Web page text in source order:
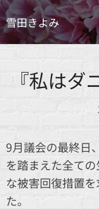
雪田きよみ
『私はダ
9月議会の最終日
を踏まえた全て
な被害回復措置
た。